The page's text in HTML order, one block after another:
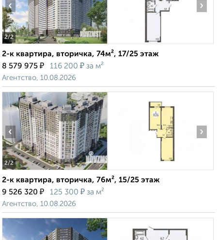
2/2
‹ ›
2-к квартира, вторичка, 74м², 17/25 этаж
8 579 975 ₽ 116 200 ₽ за м²
Агентство, 10.08.2026
2/2
‹ ›
2-к квартира, вторичка, 76м², 15/25 этаж
9 526 320 ₽ 125 300 ₽ за м²
Агентство, 10.08.2026